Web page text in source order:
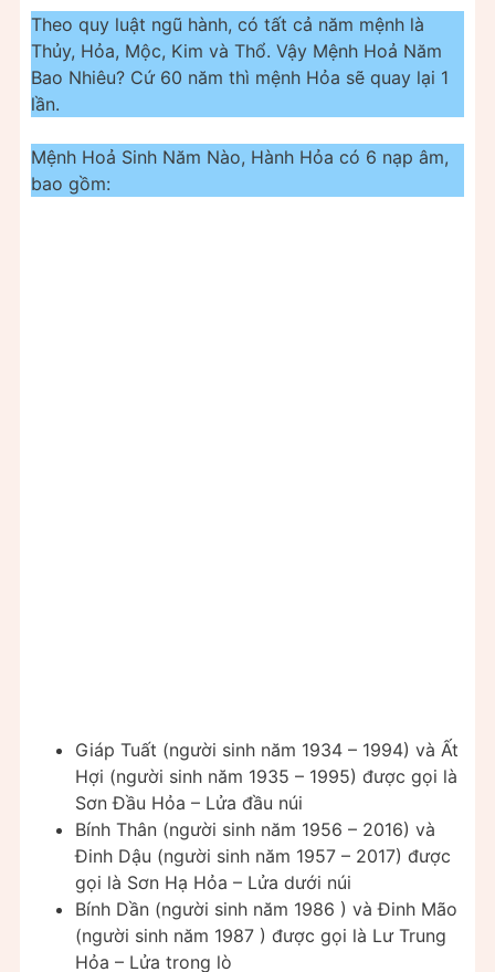
Theo quy luật ngũ hành, có tất cả năm mệnh là
Thủy, Hỏa, Mộc, Kim và Thổ. Vậy Mệnh Hoả Năm
Bao Nhiêu? Cứ 60 năm thì mệnh Hỏa sẽ quay lại 1
lần.
Mệnh Hoả Sinh Năm Nào, Hành Hỏa có 6 nạp âm,
bao gồm:
Giáp Tuất (người sinh năm 1934 – 1994) và Ất
Hợi (người sinh năm 1935 – 1995) được gọi là
Sơn Đầu Hỏa – Lửa đầu núi
Bính Thân (người sinh năm 1956 – 2016) và
Đinh Dậu (người sinh năm 1957 – 2017) được
gọi là Sơn Hạ Hỏa – Lửa dưới núi
Bính Dần (người sinh năm 1986 ) và Đinh Mão
(người sinh năm 1987 ) được gọi là Lư Trung
Hỏa – Lửa trong lò